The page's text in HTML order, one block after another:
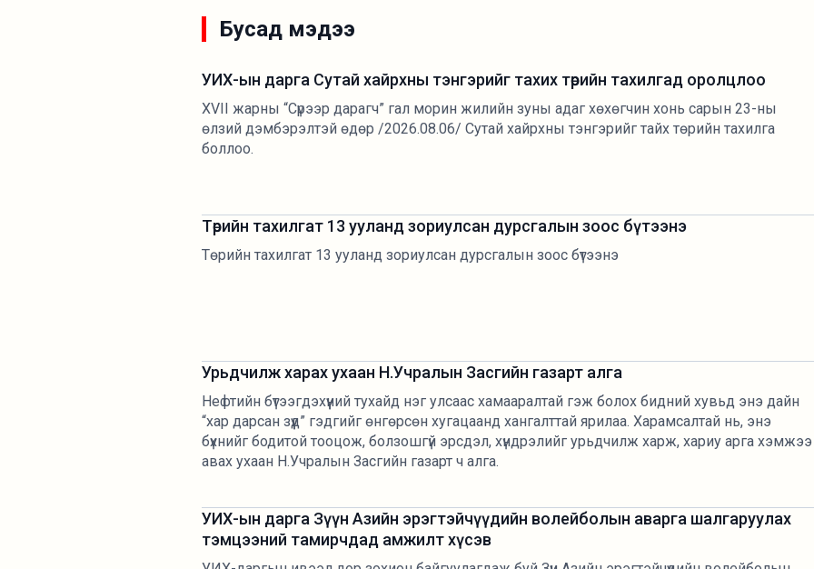
Бусад мэдээ
УИХ-ын дарга Сутай хайрхны тэнгэрийг тахих төрийн тахилгад оролцлоо
XVII жарны “Сүрээр дарагч” гал морин жилийн зуны адаг хөхөгчин хонь сарын 23-ны
өлзий дэмбэрэлтэй өдөр /2026.08.06/ Сутай хайрхны тэнгэрийг тайх төрийн тахилга
боллоо.
Төрийн тахилгат 13 ууланд зориулсан дурсгалын зоос бүтээнэ
Төрийн тахилгат 13 ууланд зориулсан дурсгалын зоос бүтээнэ
Урьдчилж харах ухаан Н.Учралын Засгийн газарт алга
Нефтийн бүтээгдэхүүний тухайд нэг улсаас хамааралтай гэж болох бидний хувьд энэ дайн
“хар дарсан зүүд” гэдгийг өнгөрсөн хугацаанд хангалттай ярилаа. Харамсалтай нь, энэ
бүхнийг бодитой тооцож, болзошгүй эрсдэл, хүндрэлийг урьдчилж харж, хариу арга хэмжээ
авах ухаан Н.Учралын Засгийн газарт ч алга.
УИХ-ын дарга Зүүн Азийн эрэгтэйчүүдийн волейболын аварга шалгаруулах
тэмцээний тамирчдад амжилт хүсэв